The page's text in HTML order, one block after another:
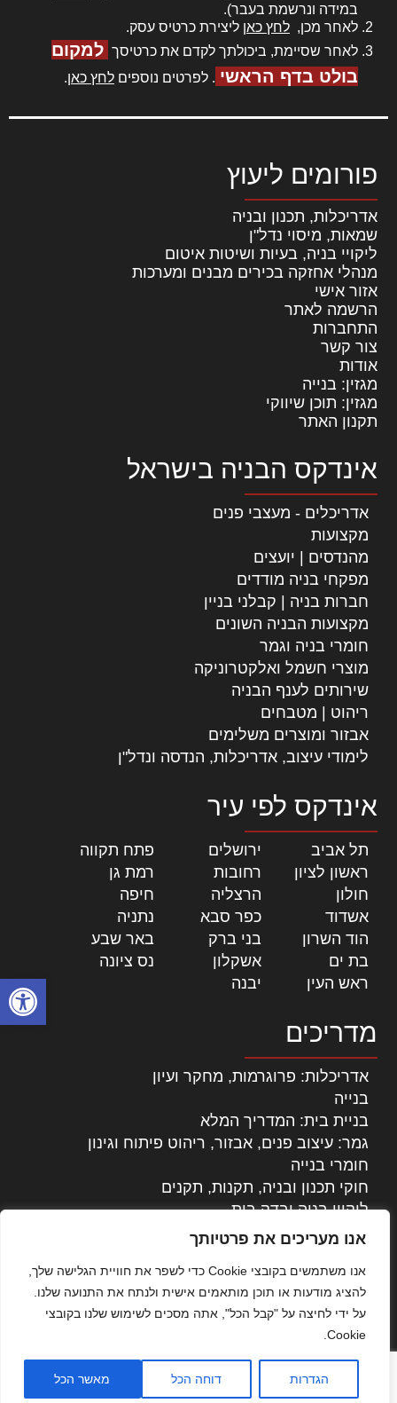
פתח
אנו מעריכים את פרטיותך
אנו משתמשים בקובצי Cookie כדי לשפר את חוויית הגלישה שלך,
להציג מודעות או תוכן מותאמים אישית ולנתח את התנועה שלנו.
על ידי לחיצה על "קבל הכל", אתה מסכים לשימוש שלנו בקובצי
Cookie.
הגדרות דוחה הכל מאשר הכל
במידה ונרשמת בעבר).
לאחר מכן, לחץ כאן ליצירת כרטיס עסק.
לאחר שסיימת, ביכולתך לקדם את כרטיסך למקום
בולט בדף הראשי . לפרטים נוספים לחץ כאן.
פורומים ליעוץ
אדריכלות, תכנון ובניה
שמאות, מיסוי נדל"ן
ליקויי בניה, בעיות ושיטות איטום
מנהלי אחזקה בכירים מבנים ומערכות
אזור אישי
הרשמה לאתר
התחברות
צור קשר
אודות
מגזין: בנייה
מגזין: תוכן שיווקי
תקנון האתר
אינדקס הבניה בישראל
אדריכלים - מעצבי פנים
מקצועות
מהנדסים | יועצים
מפקחי בניה מודדים
חברות בניה | קבלני בניין
מקצועות הבניה השונים
חומרי בניה וגמר
מוצרי חשמל ואלקטרוניקה
שירותים לענף הבניה
ריהוט | מטבחים
אבזור ומוצרים משלימים
לימודי עיצוב, אדריכלות, הנדסה ונדל"ן
אינדקס לפי עיר
תל אביב ירושלים פתח תקווה
ראשון לציון
רחובות רמת גן
חולון
הרצליה חיפה
אשדוד
כפר סבא נתניה
הוד השרון
בני ברק באר שבע
בת ים
אשקלון נס ציונה
ראש העין
יבנה
מדריכים
אדריכלות: פרוגרמות, מחקר ועיון
בנייה
בניית בית: המדריך המלא
גמר: עיצוב פנים, אבזור, ריהוט פיתוח וגינון
חומרי בנייה
חוקי תכנון ובניה, תקנות, תקנים
ליקויי בניה ובדק בית
נדל"ן: זכויות, אגרות ועסקאות
עקרונות ניהול אחזקה מתקדמות
צילום אדריכלי
שיווק נדלן
שיטות בניה: מפרטים והמלצות
תוכן שיווקי